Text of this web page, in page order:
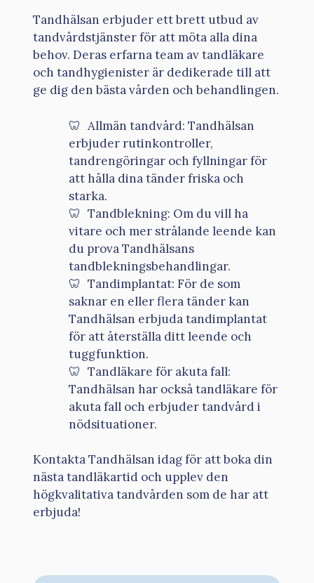
Tandhälsan erbjuder ett brett utbud av
tandvårdstjänster för att möta alla dina
behov. Deras erfarna team av tandläkare
och tandhygienister är dedikerade till att
ge dig den bästa vården och behandlingen.
Allmän tandvård: Tandhälsan
erbjuder rutinkontroller,
tandrengöringar och fyllningar för
att hålla dina tänder friska och
starka.
Tandblekning: Om du vill ha
vitare och mer strålande leende kan
du prova Tandhälsans
tandblekningsbehandlingar.
Tandimplantat: För de som
saknar en eller flera tänder kan
Tandhälsan erbjuda tandimplantat
för att återställa ditt leende och
tuggfunktion.
Tandläkare för akuta fall:
Tandhälsan har också tandläkare för
akuta fall och erbjuder tandvård i
nödsituationer.
Kontakta Tandhälsan idag för att boka din
nästa tandläkartid och upplev den
högkvalitativa tandvården som de har att
erbjuda!